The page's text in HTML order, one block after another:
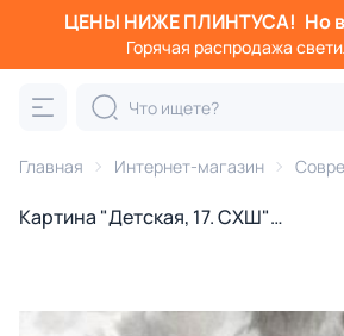
ЦЕНЫ НИЖЕ ПЛИНТУСА! Но
Горячая распродажа
Главная Интернет-магазин
Картина "Детская, 17. СХШ"